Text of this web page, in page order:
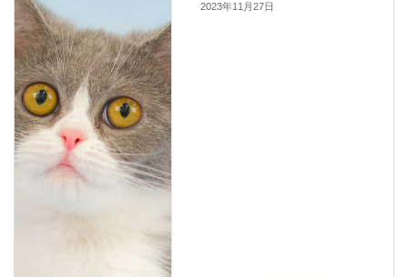
2023年11月27日